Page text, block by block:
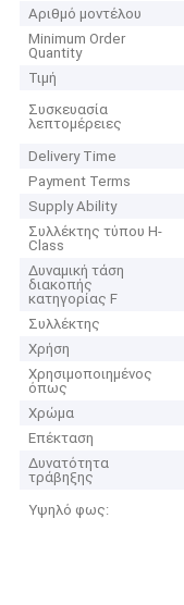
Αριθμό μοντέλου
Minimum Order
Quantity
Τιμή
Συσκευασία
λεπτομέρειες
Delivery Time
Payment Terms
Supply Ability
Συλλέκτης τύπου H-
Class
Δυναμική τάση
διακοπής
κατηγορίας F
Συλλέκτης
Χρήση
Χρησιμοποιημένος
όπως
Χρώμα
Επέκταση
Δυνατότητα
τράβηξης
Υψηλό φως: